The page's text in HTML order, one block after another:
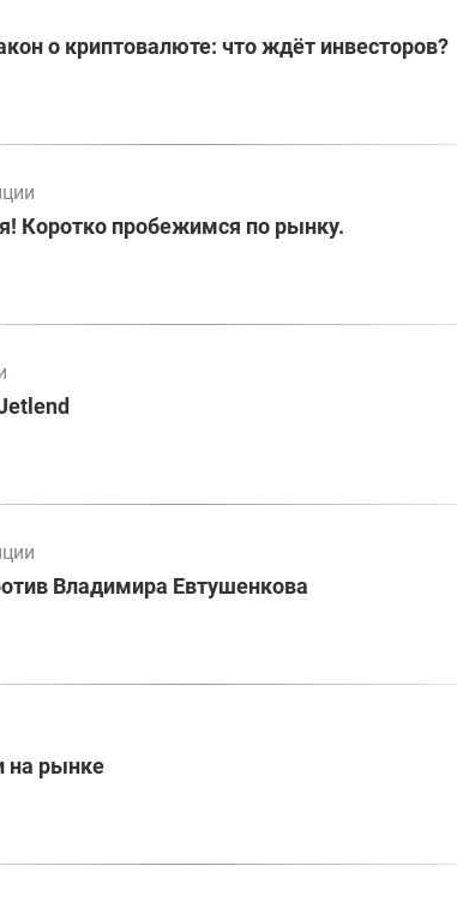
о криптовалюте: что ждёт инвесторов?
Коротко пробежимся по рынку.
Владимира Евтушенкова
на рынке